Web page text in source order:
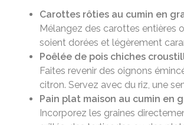
Carottes rôties au cumin en
Mélangez des carottes entières
soient dorées et légèrement
Poêlée de pois chiches
Faites revenir des oignons
citron. Servez avec du riz, une
Pain plat maison au cumin en
Incorporez les graines